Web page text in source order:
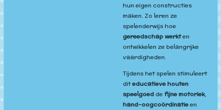
hun eigen constructies
maken. Zo leren ze
spelenderwijs hoe
gereedschap werkten
ontwikkelen ze belangrijke
vaardigheden.
Tijdens het spelen stimuleert
diteducatieve houten
speelgoed defijne motoriek,
hand-oogcoördinatieen